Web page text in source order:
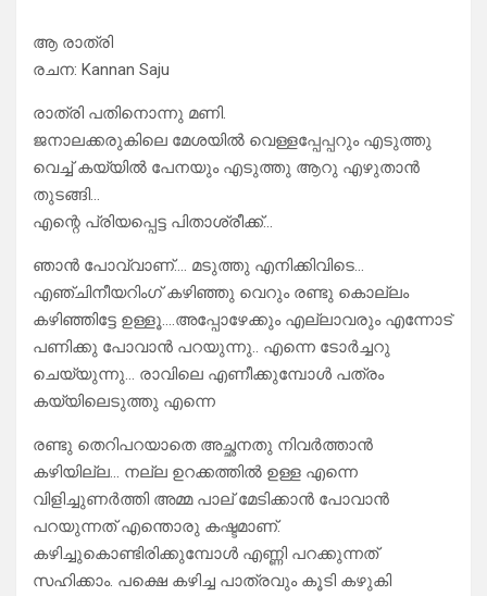
ആ രാത്രി
രചന: Kannan Saju
രാത്രി പതിനൊന്നു മണി.
ജനാലക്കരുകിലെ മേശയിൽ വെള്ളപ്പേപ്പറും എടുത്തു
വെച്ച് കയ്യിൽ പേനയും എടുത്തു ആറു എഴുതാൻ
തുടങ്ങി…
എന്റെ പ്രിയപ്പെട്ട പിതാശ്രീക്ക്…
ഞാൻ പോവ്വാണ്…. മടുത്തു എനിക്കിവിടെ…
എഞ്ചിനീയറിംഗ് കഴിഞ്ഞു വെറും രണ്ടു കൊല്ലം
കഴിഞ്ഞിട്ടേ ഉള്ളൂ….അപ്പോഴേക്കും എല്ലാവരും എന്നോട്
പണിക്കു പോവാൻ പറയുന്നു.. എന്നെ ടോർച്ചറു
ചെയ്യുന്നു… രാവിലെ എണീക്കുമ്പോൾ പത്രം
കയ്യിലെടുത്തു എന്നെ
രണ്ടു തെറിപറയാതെ അച്ഛനതു നിവർത്താൻ
കഴിയില്ല… നല്ല ഉറക്കത്തിൽ ഉള്ള എന്നെ
വിളിച്ചുണർത്തി അമ്മ പാല് മേടിക്കാൻ പോവാൻ
പറയുന്നത് എന്തൊരു കഷ്ടമാണ്.
കഴിച്ചുകൊണ്ടിരിക്കുമ്പോൾ എണ്ണി പറക്കുന്നത്
സഹിക്കാം. പക്ഷെ കഴിച്ച പാത്രവും കൂടി കഴുകി